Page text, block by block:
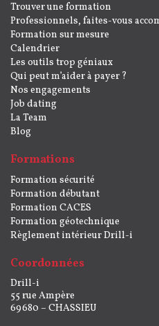
Trouver une formation
Professionnels, faites-vous
Formation sur mesure
Calendrier
Les outils trop géniaux
Qui peut m’aider à payer ?
Nos engagements
Job dating
La Team
Blog
Formations
Formation sécurité
Formation débutant
Formation CACES
Formation géotechnique
Règlement intérieur Drill-i
Coordonnées
Drill-i
55 rue Ampère
69680 – CHASSIEU